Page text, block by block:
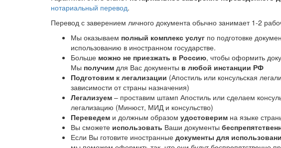
нотариальный перевод.
Перевод с заверением личного документа обычно занимает 1-2
Мы оказываем полный комплекс услуг по подготовке
использованию в иностранном государстве.
Больше можно не приезжать в Россию, чтобы оформить
Мы получим для Вас документы в любой инстанции РФ
Подготовим к легализации (Апостиль или консульская
зависимости от страны назначения)
Легализуем – проставим штамп Апостиль или сделаем
легализацию (Минюст, МИД и консульство)
Переведем и должным образом удостоверим на языке
Вы сможете использовать Ваши документы
Если Вы готовите иностранные документы для